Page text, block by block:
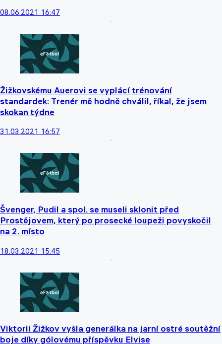
08.06.2021 16:47
Žižkovskému Auerovi se vyplácí trénování
standardek: Trenér mě hodně chválil, říkal, že jsem
skokan týdne
31.03.2021 16:57
Švenger, Pudil a spol. se museli sklonit před
Prostějovem, který po prosecké loupeži povyskočil
na 2. místo
18.03.2021 15:45
Viktorii Žižkov vyšla generálka na jarní ostré soutěžní
boje díky gólovému příspěvku Elvise